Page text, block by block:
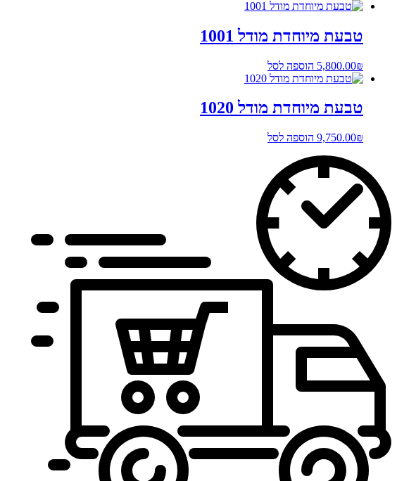
טבעת מיוחדת מודל 1001
5,800.00₪ הוספה לסל
טבעת מיוחדת מודל 1020
9,750.00₪ הוספה לסל